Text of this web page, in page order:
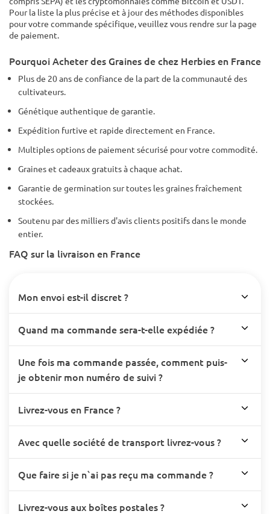
Pour la liste la plus précise et à jour des méthodes disponibles
pour votre commande spécifique, veuillez vous rendre sur la page
de paiement.
Pourquoi Acheter des Graines de chez Herbies en France
Plus de 20 ans de confiance de la part de la communauté des
cultivateurs.
Génétique authentique de garantie.
Expédition furtive et rapide directement en France.
Multiples options de paiement sécurisé pour votre commodité.
Graines et cadeaux gratuits à chaque achat.
Garantie de germination sur toutes les graines fraîchement
stockées.
Soutenu par des milliers d'avis clients positifs dans le monde
entier.
FAQ sur la livraison en France
Mon envoi est-il discret ?
Quand ma commande sera-t-elle expédiée ?
Une fois ma commande passée, comment puis-
je obtenir mon numéro de suivi ?
Livrez-vous en France ?
Avec quelle société de transport livrez-vous ?
Que faire si je n`ai pas reçu ma commande ?
Livrez-vous aux boîtes postales ?